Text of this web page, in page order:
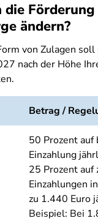
ändern?
von Zulagen soll
nach der Höhe
Betrag /
50 Prozent auf
Einzahlung
25 Prozent auf
Einzahlungen
zu 1.440 Euro
Beispiel: Bei